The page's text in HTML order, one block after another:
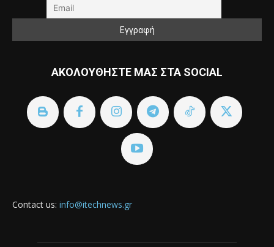
ΑΚΟΛΟΥΘΗΣΤΕ ΜΑΣ ΣΤΑ SOCIAL
Contact us: info@itechnews.gr